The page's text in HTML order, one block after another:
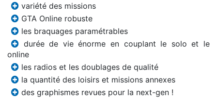
variété des missions
GTA Online robuste
les braquages paramétrables
durée de vie énorme en couplant le solo et le
online
les radios et les doublages de qualité
la quantité des loisirs et missions annexes
des graphismes revues pour la next-gen !